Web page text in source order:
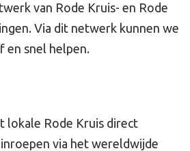
van Rode Kruis- en Rode
Via dit netwerk kunnen we
snel helpen.
lokale Rode Kruis direct
via het wereldwijde